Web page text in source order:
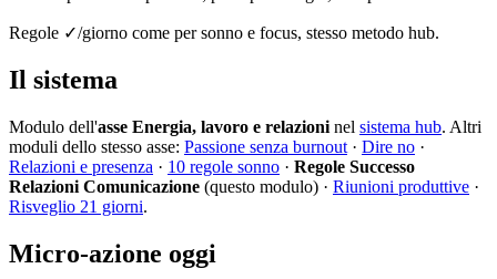
Regole ✓/giorno come per sonno e focus, stesso metodo hub.
Il sistema
Modulo dell'asse Energia, lavoro e relazioni nel sistema hub. Altri
moduli dello stesso asse: Passione senza burnout · Dire no ·
Relazioni e presenza · 10 regole sonno · Regole Successo
Relazioni Comunicazione (questo modulo) · Riunioni produttive ·
Risveglio 21 giorni.
Micro-azione oggi